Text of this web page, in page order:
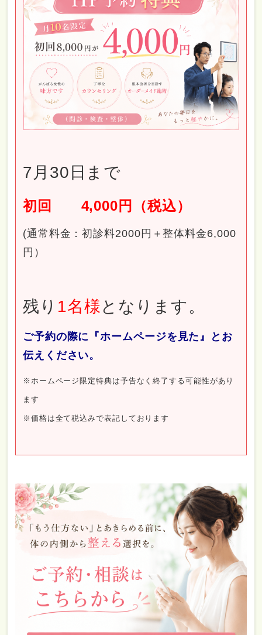
7月30日まで
初回 4,000円（税込）
(通常料金：初診料2000円＋整体料金6,000
円）
残り 1名様となります。
ご予約の際に『ホームページを見た』とお
伝えください。
※ホームページ限定特典は予告なく終了する可能性があり
ます
※価格は全て税込みで表記しております